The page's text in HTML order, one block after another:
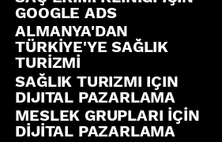
GOOGLE ADS
ALMANYA'DAN
TÜRKİYE'YE SAĞLIK
TURİZMİ
SAĞLIK TURIZMI IÇIN
DIJITAL PAZARLAMA
MESLEK GRUPLARI İÇİN
DİJİTAL PAZARLAMA